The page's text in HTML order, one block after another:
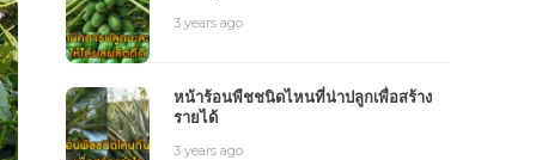
3 years ago
หน้าร้อนพืชชนิดไหนที่น่าปลูกเพื่อสร้าง
รายได้
3 years ago